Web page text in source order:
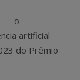
— o
artificial
do Prêmio